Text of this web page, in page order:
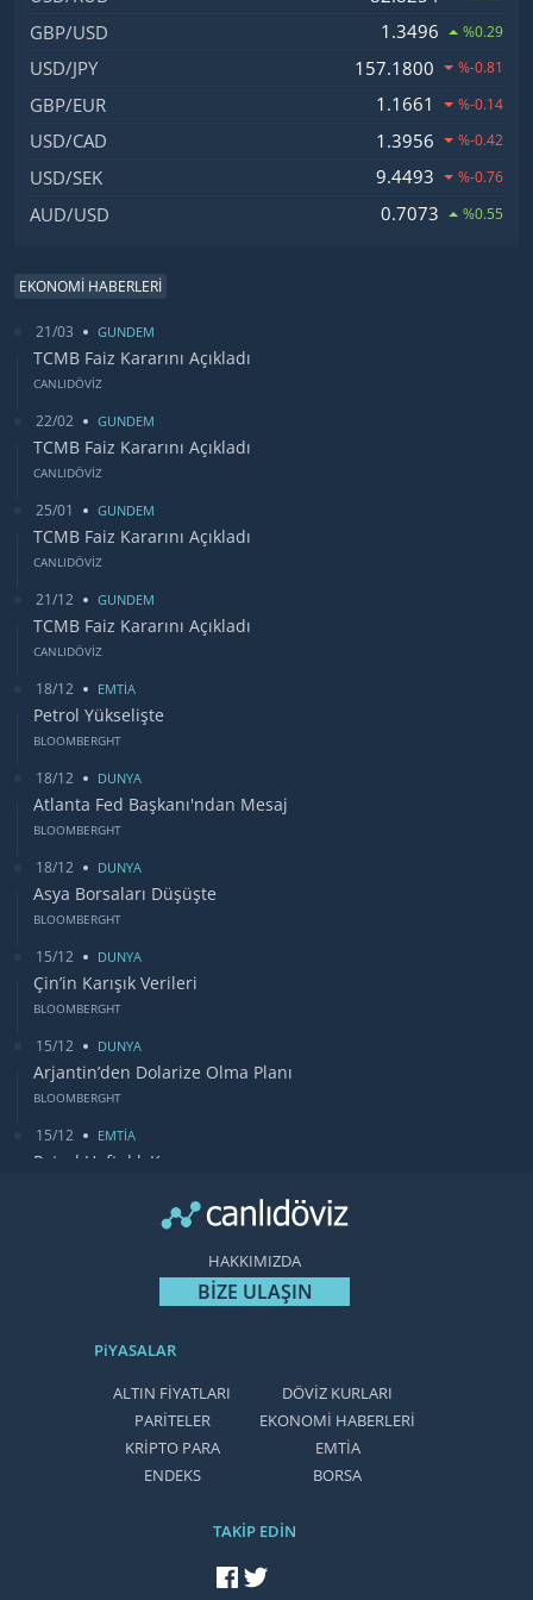
GBP/USD 1.3496 %0.29
USD/JPY 157.1800 %-0.81
GBP/EUR 1.1661 %-0.14
USD/CAD 1.3956 %-0.42
USD/SEK 9.4493 %-0.76
AUD/USD 0.7073 %0.55
EKONOMİ HABERLERİ
21/03 GUNDEM
TCMB Faiz Kararını Açıkladı
CANLIDÖVİZ
22/02 GUNDEM
TCMB Faiz Kararını Açıkladı
CANLIDÖVİZ
25/01 GUNDEM
TCMB Faiz Kararını Açıkladı
CANLIDÖVİZ
21/12 GUNDEM
TCMB Faiz Kararını Açıkladı
CANLIDÖVİZ
18/12 EMTİA
Petrol Yükselişte
BLOOMBERGHT
18/12 DUNYA
Atlanta Fed Başkanı'ndan Mesaj
BLOOMBERGHT
18/12 DUNYA
Asya Borsaları Düşüşte
BLOOMBERGHT
15/12 DUNYA
Çin’in Karışık Verileri
BLOOMBERGHT
15/12 DUNYA
Arjantin’den Dolarize Olma Planı
BLOOMBERGHT
15/12 EMTİA
Petrol Haftalık Kazancı
Bugün Gözler Fed Faiz Kararında
HAKKIMIZDA
BİZE ULAŞIN
PiYASALAR
ALTIN FİYATLARI
DÖVİZ KURLARI
PARİTELER
EKONOMİ HABERLERİ
KRİPTO PARA
EMTİA
ENDEKS
BORSA
TAKİP EDİN
facebook'ta takip et
twitter'da takip et